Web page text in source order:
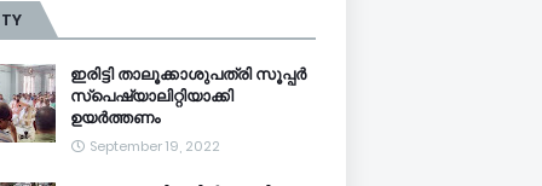
ഇരിട്ടി താലൂക്കാശുപത്രി സൂപ്പർ
സ്‌പെഷ്യാലിറ്റിയാക്കി
ഉയർത്തണം
September 19, 2022